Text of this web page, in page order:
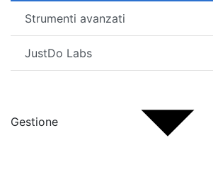
Strumenti avanzati
JustDo Labs
Gestione